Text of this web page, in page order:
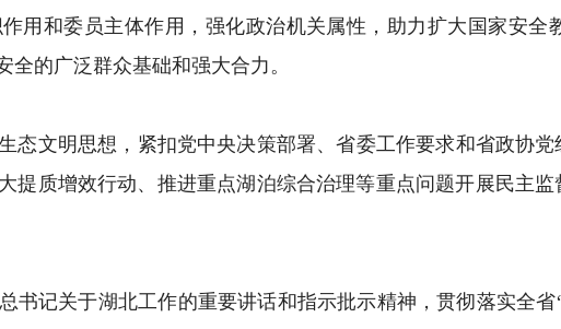
用和委员主体作用，强化政治机关属性，助力扩大国家安
的广泛群众基础和强大合力。
文明思想，紧扣党中央决策部署、省委工作要求和省政协党
提质增效行动、推进重点湖泊综合治理等重点问题开展民主
记关于湖北工作的重要讲话和指示批示精神，贯彻落实全省